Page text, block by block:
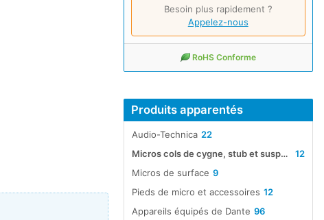
Besoin plus rapidement ?
Appelez-nous
RoHS Conforme
Produits apparentés
22
Audio-Technica
12
Micros cols de cygne, stub et suspendus
9
Micros de surface
12
Pieds de micro et accessoires
96
Appareils équipés de Dante